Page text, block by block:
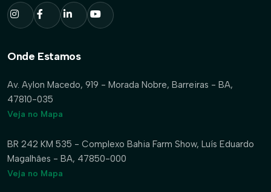
Onde Estamos
Av. Aylon Macedo, 919 - Morada Nobre, Barreiras - BA,
47810-035
Veja no Mapa
BR 242 KM 535 - Complexo Bahia Farm Show, Luís Eduardo
Magalhães - BA, 47850-000
Veja no Mapa